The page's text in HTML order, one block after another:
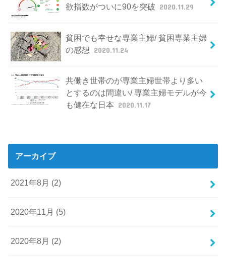
欲指数がついに90を突破 2020.11.29
貧困でも幸せな専業主婦/ 貧困専業主婦
の感想 2020.11.24
共働き世帯のが専業主婦世帯より多い
とするのは間違い/ 専業主婦モデルが今
も健在な日本 2020.11.17
アーカイブ
2021年8月 (2)
2020年11月 (5)
2020年8月 (2)